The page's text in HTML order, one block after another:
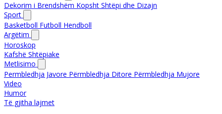
Dekorim i Brendshëm Kopsht Shtëpi dhe Dizajn
Sport
Basketboll Futboll Hendboll
Argëtim
Horoskop
Kafshë Shtëpiake
Metlisimo
Permbledhja Javore Përmbledhja Ditore Përmbledhja Mujore
Video
Humor
Të gjitha lajmet